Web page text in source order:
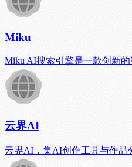
Miku
Miku AI搜索引擎是一款创新
云界AI
云界AI，集AI创作工具与作品